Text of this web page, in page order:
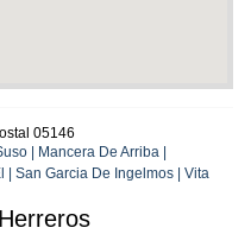
05146
| Mancera De Arriba |
| San Garcia De Ingelmos | Vita